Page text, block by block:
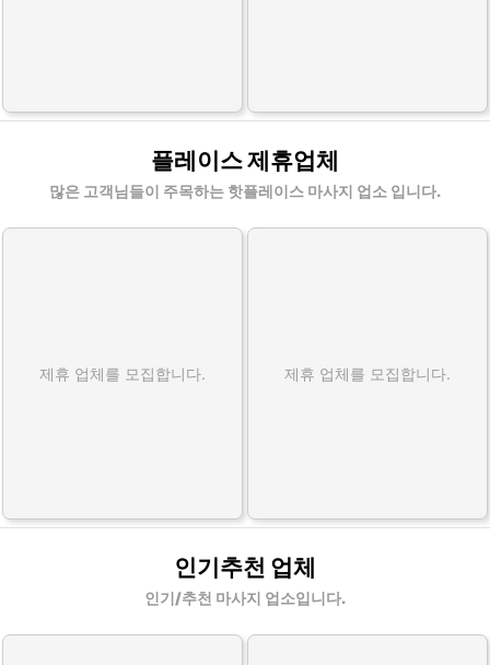
플레이스 제휴업체
많은 고객님들이 주목하는 핫플레이스 마사지 업소 입니다.
제휴 업체를 모집합니다. 제휴 업체를 모집합니다.
인기추천 업체
인기/추천 마사지 업소입니다.